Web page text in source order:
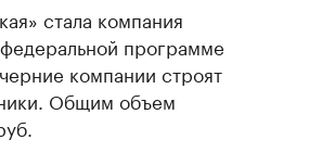
стала компания
программе
компании строят
Общим объем